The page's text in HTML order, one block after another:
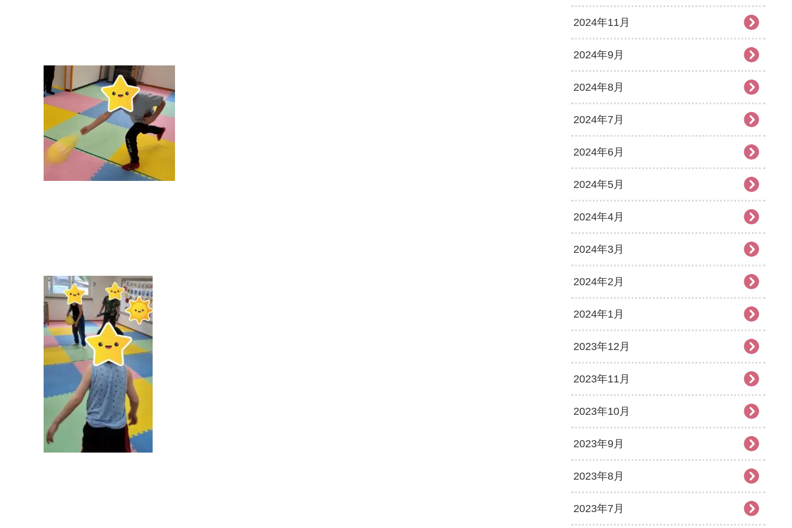
2024年11月
2024年9月
2024年8月
2024年7月
2024年6月
2024年5月
2024年4月
2024年3月
2024年2月
2024年1月
2023年12月
2023年11月
2023年10月
2023年9月
2023年8月
2023年7月